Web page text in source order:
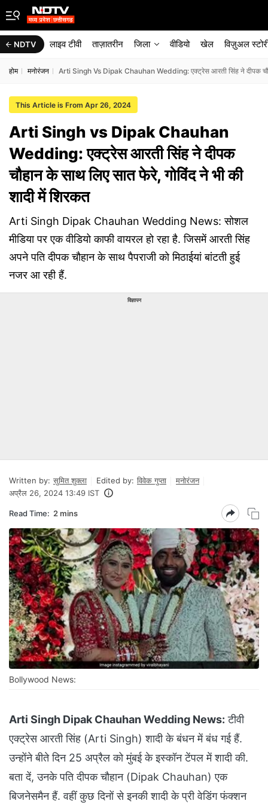
NDTV लाइव टीवी ताज़ातरीन जिला वीडियो खेल विज़ुअल
होम मनोरंजन Arti Singh Vs Dipak Chauhan Wedding: एक्ट्रेस आरती सिंह ने दीपक
This Article is From Apr 26, 2024
Arti Singh vs Dipak Chauhan
Wedding: एक्ट्रेस आरती सिंह ने दीपक
चौहान के साथ लिए सात फेरे, गोविंद ने भी की
शादी में शिरकत
Arti Singh Dipak Chauhan Wedding News: सोशल
मीडिया पर एक वीडियो काफी वायरल हो रहा है. जिसमें आरती सिंह
अपने पति दीपक चौहान के साथ पैपराजी को मिठाईयां बांटती हुई
नजर आ रही हैं.
विज्ञापन
Written by: सुमित शुक्ला Edited by: विवेक गुप्ता
मनोरंजन
अप्रैल 26, 2024 13:49 IST
Read Time: 2 mins
Bollywood News:
Arti Singh Dipak Chauhan Wedding News: टीवी
एक्ट्रेस आरती सिंह (Arti Singh) शादी के बंधन में बंध गई हैं.
उन्होंने बीते दिन 25 अप्रैल को मुंबई के इस्कॉन टेंपल में शादी की.
बता दें, उनके पति दीपक चौहान (Dipak Chauhan) एक
बिजनेसमैन हैं. वहीं कुछ दिनों से इनकी शादी के प्री वेडिंग फंक्शन